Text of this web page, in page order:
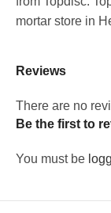
mortar store in
Reviews
There are no
Be the first to
You must be